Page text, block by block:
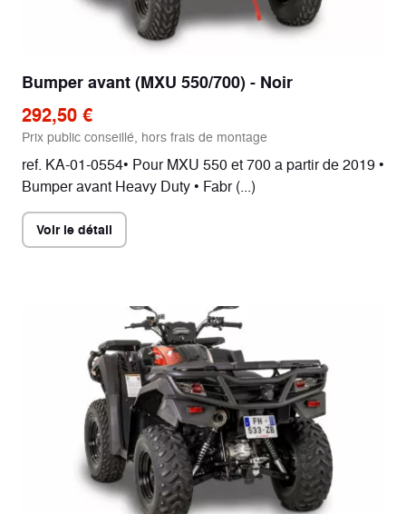
Bumper avant (MXU 550/700) - Noir
292,50 €
Prix public conseillé, hors frais de montage
ref. KA-01-0554• Pour MXU 550 et 700 a partir de 2019 •
Bumper avant Heavy Duty • Fabr (...)
Voir le détail